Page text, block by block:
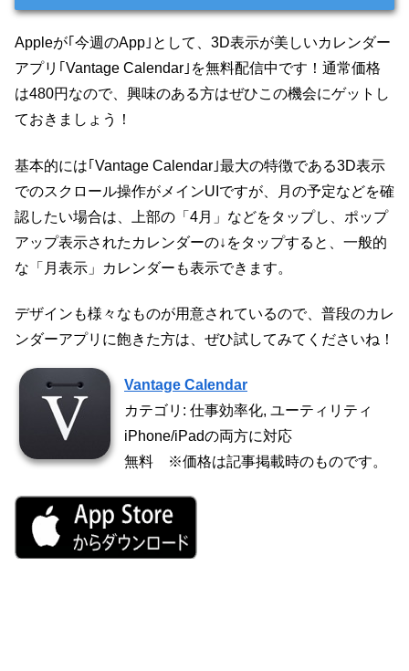
Appleが｢今週のApp｣として、3D表示が美しいカレンダー
アプリ｢Vantage Calendar｣を無料配信中です！通常価格
は480円なので、興味のある方はぜひこの機会にゲットし
ておきましょう！
基本的には｢Vantage Calendar｣最大の特徴である3D表示
でのスクロール操作がメインUIですが、月の予定などを確
認したい場合は、上部の「4月」などをタップし、ポップ
アップ表示されたカレンダーの↓をタップすると、一般的
な「月表示」カレンダーも表示できます。
デザインも様々なものが用意されているので、普段のカレ
ンダーアプリに飽きた方は、ぜひ試してみてくださいね！
Vantage Calendar
カテゴリ: 仕事効率化, ユーティリティ
iPhone/iPadの両方に対応
無料 ※価格は記事掲載時のものです。